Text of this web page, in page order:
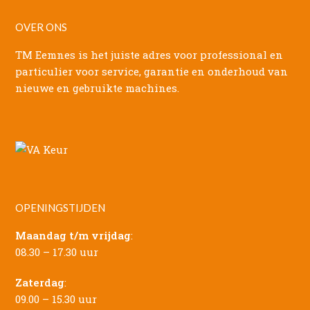
OVER ONS
TM Eemnes is het juiste adres voor professional en
particulier voor service, garantie en onderhoud van
nieuwe en gebruikte machines.
OPENINGSTIJDEN
Maandag t/m vrijdag:
08.30 – 17.30 uur
Zaterdag:
09.00 – 15.30 uur